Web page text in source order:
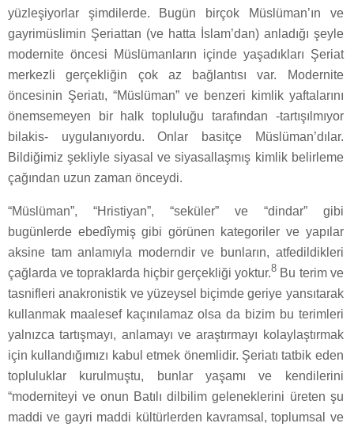
yüzleşiyorlar şimdilerde. Bugün birçok Müslüman’ın ve
gayrimüslimin Şeriattan (ve hatta İslam’dan) anladığı şeyle
modernite öncesi Müslümanların içinde yaşadıkları Şeriat
merkezli gerçekliğin çok az bağlantısı var. Modernite
öncesinin Şeriatı, “Müslüman” ve benzeri kimlik yaftalarını
önemsemeyen bir halk topluluğu tarafından -tartışılmıyor
bilakis- uygulanıyordu. Onlar basitçe Müslüman’dılar.
Bildiğimiz şekliyle siyasal ve siyasallaşmış kimlik belirleme
çağından uzun zaman önceydi.
“Müslüman”, “Hristiyan”, “seküler” ve “dindar” gibi
bugünlerde ebedîymiş gibi görünen kategoriler ve yapılar
aksine tam anlamıyla moderndir ve bunların, atfedildikleri
çağlarda ve topraklarda hiçbir gerçekliği yoktur.8 Bu terim ve
tasnifleri anakronistik ve yüzeysel biçimde geriye yansıtarak
kullanmak maalesef kaçınılamaz olsa da bizim bu terimleri
yalnızca tartışmayı, anlamayı ve araştırmayı kolaylaştırmak
için kullandığımızı kabul etmek önemlidir. Şeriatı tatbik eden
topluluklar kurulmuştu, bunlar yaşamı ve kendilerini
“moderniteyi ve onun Batılı dilbilim geleneklerini üreten şu
maddi ve gayri maddi kültürlerden kavramsal, toplumsal ve